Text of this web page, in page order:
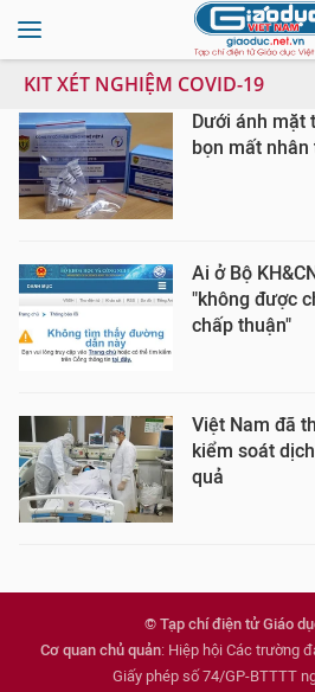
KIT XÉT NGHIỆM COVID-19
Dưới ánh mặt
bọn mất nhân
Ai ở Bộ
"không được
chấp thuận"
Việt Nam đã
kiểm soát
quả
© Tạp chí điện tử Giáo
Cơ quan chủ quản: Hiệp hội Các trường
Giấy phép số 74/GP-BTTTT